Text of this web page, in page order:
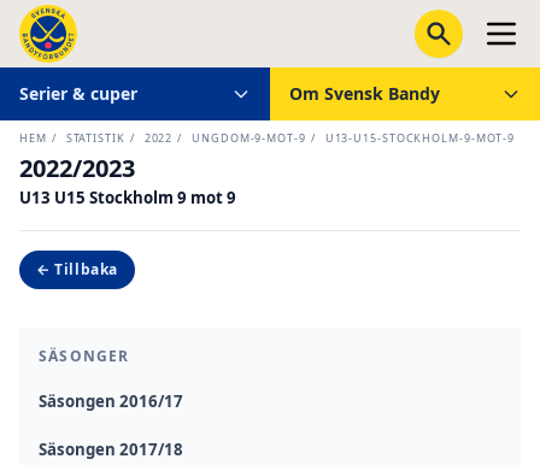
Serier & cuper Om Svensk Bandy
HEM / STATISTIK / 2022 / UNGDOM-9-MOT-9 / U13-U15-STOCKHOLM-9-MOT-9
SÄSONGER
Säsongen 2016/17
Säsongen 2017/18
2022/2023
U13 U15 Stockholm 9 mot 9
← Tillbaka